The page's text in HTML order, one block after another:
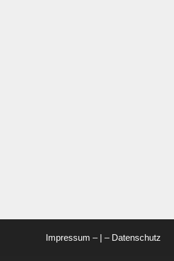
Impressum – | – Datenschutz